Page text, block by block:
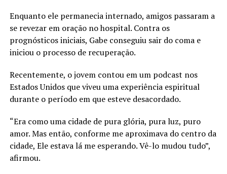
Enquanto ele permanecia internado, amigos passaram a
se revezar em oração no hospital. Contra os
prognósticos iniciais, Gabe conseguiu sair do coma e
iniciou o processo de recuperação.
Recentemente, o jovem contou em um podcast nos
Estados Unidos que viveu uma experiência espiritual
durante o período em que esteve desacordado.
“Era como uma cidade de pura glória, pura luz, puro
amor. Mas então, conforme me aproximava do centro da
cidade, Ele estava lá me esperando. Vê-lo mudou tudo”,
afirmou.